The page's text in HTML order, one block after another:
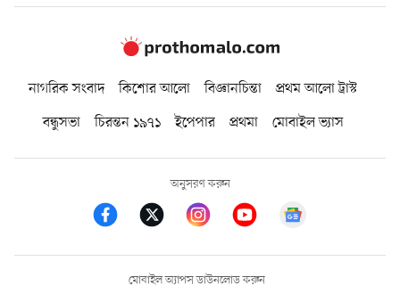
নাগরিক সংবাদ কিশোর আলো বিজ্ঞানচিন্তা
প্রথম আলো ট্রাস্ট
বন্ধুসভা
চিরন্তন ১৯৭১ ইপেপার প্রথমা মোবাইল ভ্যাস
অনুসরণ করুন
মোবাইল অ্যাপস ডাউনলোড করুন